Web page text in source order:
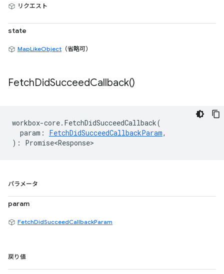
リクエスト
state
MapLikeObject （省略可）
FetchDidSucceedCallback()
workbox-core. FetchDidSucceedCallback(
param : FetchDidSucceedCallbackParam,
) : Promise<Response>
パラメータ
param
FetchDidSucceedCallbackParam
戻り値